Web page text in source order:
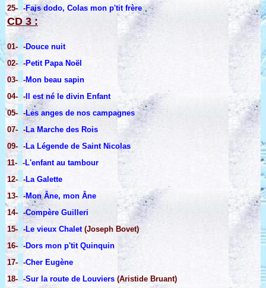
25- -Fais dodo, Colas mon p'tit frère
CD 3 :
01- -Douce nuit
02- -Petit Papa Noël
03- -Mon beau sapin
04- - Il est né le divin Enfant
05- -Les anges de nos campagnes
07- -La Marche des Rois
09- -La Légende de Saint Nicolas
11- -L'enfant au tambour
12- -La Galette
13- -Mon Âne, mon Âne
14- -Compère Guilleri
15- -Le vieux Chalet (Joseph Bovet)
16- -Dors mon p'tit Quinquin
17- -Cher Eugène
18- -Sur la route de Louviers (Aristide Bruant)